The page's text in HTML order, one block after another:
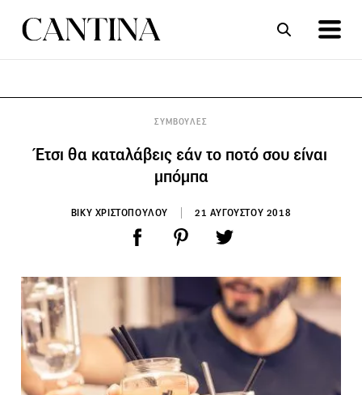
ΣΥΜΒΟΥΛΕΣ
Έτσι θα καταλάβεις εάν το ποτό σου είναι
μπόμπα
ΒΙΚΥ ΧΡΙΣΤΟΠΟΥΛΟΥ 21 ΑΥΓΟΥΣΤΟΥ 2018